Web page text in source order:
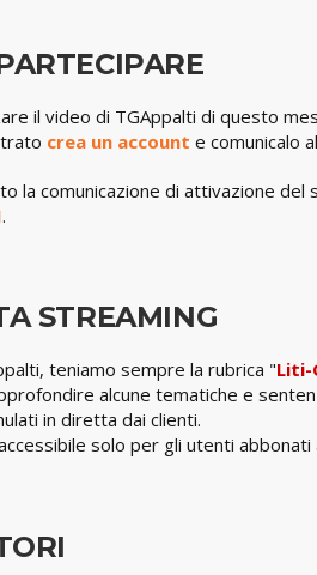
il video di TGAppalti di questo
crea un account e comunicalo
la comunicazione di attivazione del
.
STREAMING
teniamo sempre la rubrica "Liti-
alcune tematiche e
in diretta dai clienti.
solo per gli utenti